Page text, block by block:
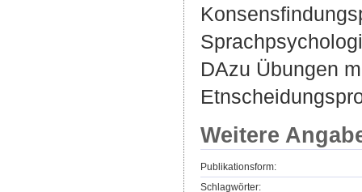
DAzu Übungen
Weitere
Publikationsform:
Schlagwörter: